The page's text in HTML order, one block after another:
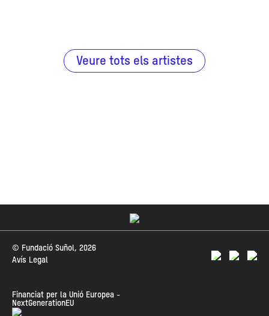
Veure tots els artistes
© Fundació Suñol, 2026
Avís Legal
Financiat per la Unió Europea -
NextGenerationEU